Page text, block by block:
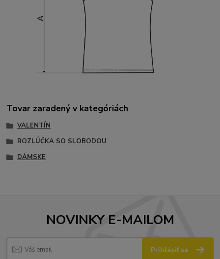
Tovar zaradený v kategóriách
VALENTÍN
ROZLÚČKA SO SLOBODOU
DÁMSKE
NOVINKY E-MAILOM
Prihlásiť sa